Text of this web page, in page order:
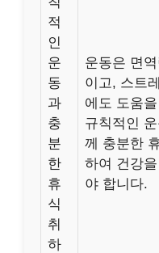
적
인
운
동
과
충
분
한
휴
식
취
하
운동은 면
이고, 스트
에도 도움
규칙적인
께 충분한
하여 건강
야 합니다.